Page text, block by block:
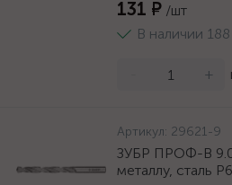
131 ₽ /шт
В наличии 188
+
Артикул: 29621-9
ЗУБР ПРОФ-В
металлу, сталь